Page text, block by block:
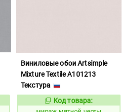
Виниловые обои Artsimple
Mixture Textile A101213
Текстура
992245
Код товара: